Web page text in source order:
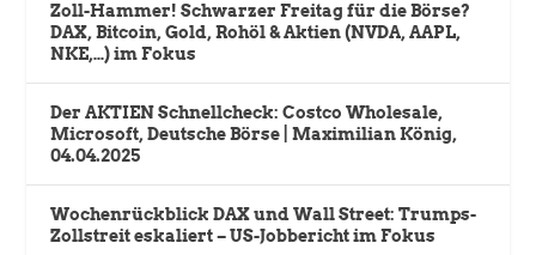
Zoll-Hammer! Schwarzer Freitag für die Börse?
DAX, Bitcoin, Gold, Rohöl & Aktien (NVDA, AAPL,
NKE,…) im Fokus
Der AKTIEN Schnellcheck: Costco Wholesale,
Microsoft, Deutsche Börse | Maximilian König,
04.04.2025
Wochenrückblick DAX und Wall Street: Trumps-
Zollstreit eskaliert – US-Jobbericht im Fokus